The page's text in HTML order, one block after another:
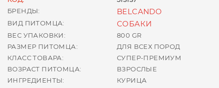
БРЕНДЫ:
BELCANDO
ВИД ПИТОМЦА: СОБАКИ
ВЕС УПАКОВКИ:
800 GR
РАЗМЕР ПИТОМЦА:
ДЛЯ ВСЕХ ПОРОД
КЛАСС ТОВАРА:
СУПЕР-ПРЕМИУМ
ВОЗРАСТ ПИТОМЦА:
ВЗРОСЛЫЕ
ИНГРЕДИЕНТЫ:
КУРИЦА